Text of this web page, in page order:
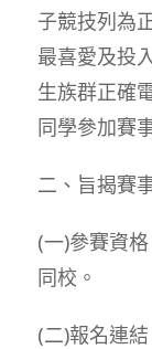
子競技列為
最喜愛及投
生族群正確
同學參加賽
二、旨揭賽
(一)參賽資
同校。
(二)報名連結